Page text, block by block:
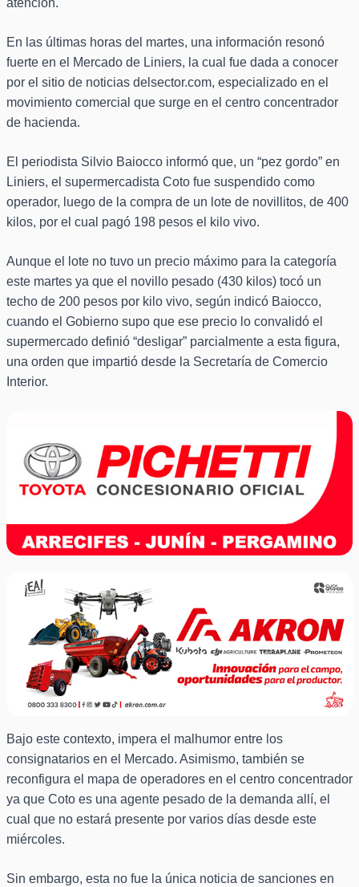
atención.
En las últimas horas del martes, una información resonó
fuerte en el Mercado de Liniers, la cual fue dada a conocer
por el sitio de noticias delsector.com, especializado en el
movimiento comercial que surge en el centro concentrador
de hacienda.
El periodista Silvio Baiocco informó que, un “pez gordo” en
Liniers, el supermercadista Coto fue suspendido como
operador, luego de la compra de un lote de novillitos, de 400
kilos, por el cual pagó 198 pesos el kilo vivo.
Aunque el lote no tuvo un precio máximo para la categoría
este martes ya que el novillo pesado (430 kilos) tocó un
techo de 200 pesos por kilo vivo, según indicó Baiocco,
cuando el Gobierno supo que ese precio lo convalidó el
supermercado definió “desligar” parcialmente a esta figura,
una orden que impartió desde la Secretaría de Comercio
Interior.
Bajo este contexto, impera el malhumor entre los
consignatarios en el Mercado. Asimismo, también se
reconfigura el mapa de operadores en el centro concentrador
ya que Coto es una agente pesado de la demanda allí, el
cual que no estará presente por varios días desde este
miércoles.
Sin embargo, esta no fue la única noticia de sanciones en